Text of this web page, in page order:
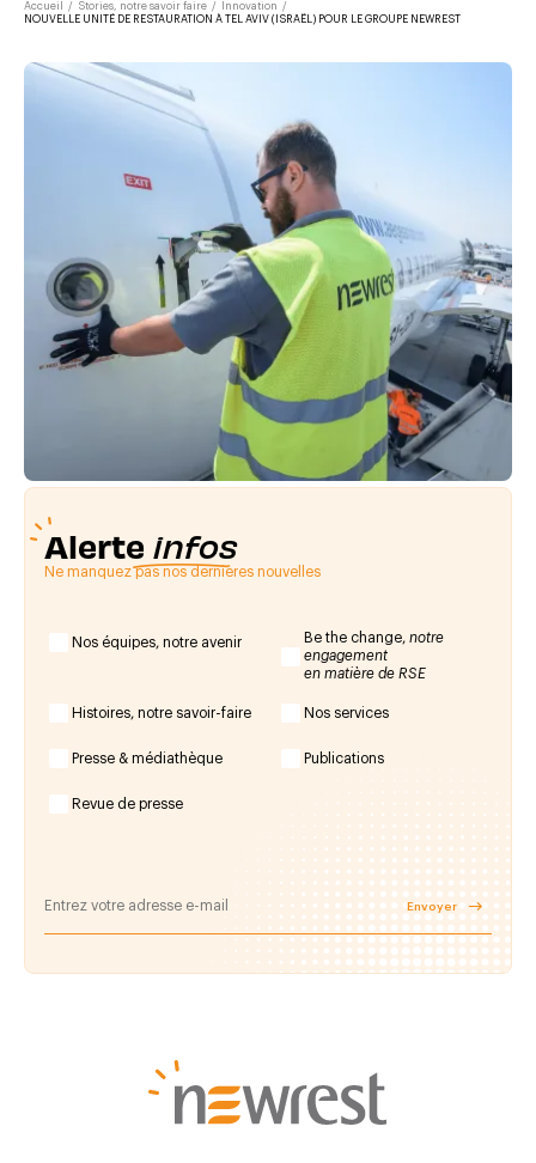
Accueil / Stories, notre savoir faire / Innovation
/
NOUVELLE UNITÉ DE RESTAURATION À TEL AVIV (ISRAËL) POUR LE GROUPE NEWREST
Alerte infos
Ne manquez pas nos dernières nouvelles
Nos équipes, notre avenir Be the change, notre
engagement
en matière de RSE
Histoires, notre savoir-faire Nos services
Presse & médiathèque Publications
Revue de presse
Envoyer